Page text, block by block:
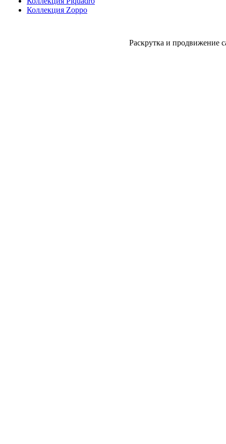
Коллекция Zoppo
Раскрутка и продвижение